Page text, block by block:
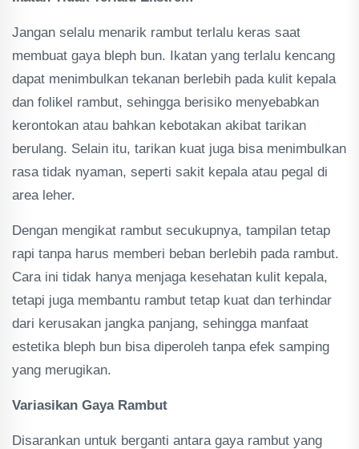
Jangan selalu menarik rambut terlalu keras saat
membuat gaya bleph bun. Ikatan yang terlalu kencang
dapat menimbulkan tekanan berlebih pada kulit kepala
dan folikel rambut, sehingga berisiko menyebabkan
kerontokan atau bahkan kebotakan akibat tarikan
berulang. Selain itu, tarikan kuat juga bisa menimbulkan
rasa tidak nyaman, seperti sakit kepala atau pegal di
area leher.
Dengan mengikat rambut secukupnya, tampilan tetap
rapi tanpa harus memberi beban berlebih pada rambut.
Cara ini tidak hanya menjaga kesehatan kulit kepala,
tetapi juga membantu rambut tetap kuat dan terhindar
dari kerusakan jangka panjang, sehingga manfaat
estetika bleph bun bisa diperoleh tanpa efek samping
yang merugikan.
Variasikan Gaya Rambut
Disarankan untuk berganti antara gaya rambut yang